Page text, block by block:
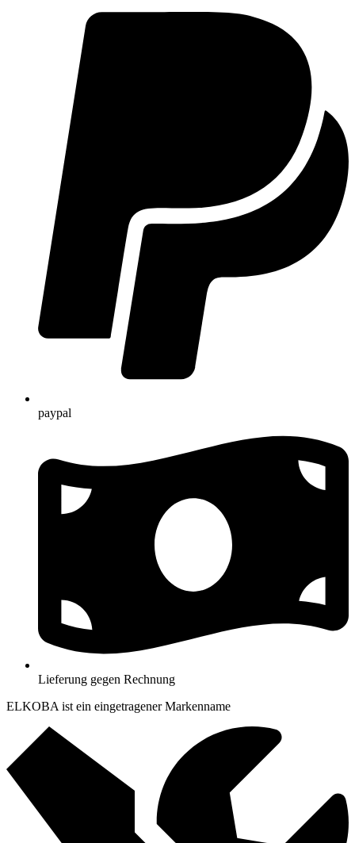
paypal
Lieferung gegen Rechnung
ELKOBA ist ein eingetragener Markenname